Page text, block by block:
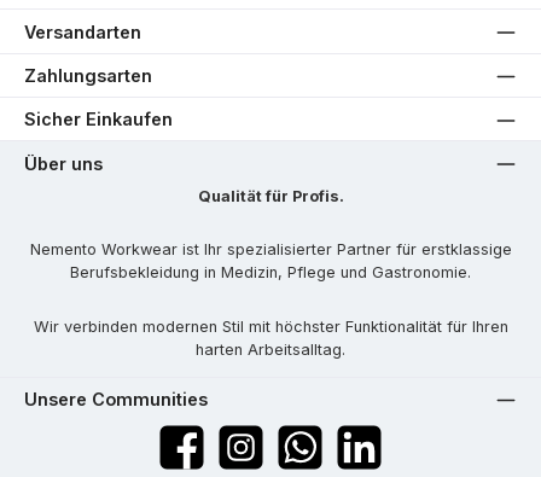
Versandarten
Zahlungsarten
Sicher Einkaufen
Über uns
Qualität für Profis.
Nemento Workwear ist Ihr spezialisierter Partner für erstklassige
Berufsbekleidung in Medizin, Pflege und Gastronomie.
Wir verbinden modernen Stil mit höchster Funktionalität für Ihren
harten Arbeitsalltag.
Unsere Communities
FacebookInstagramWhatsApp